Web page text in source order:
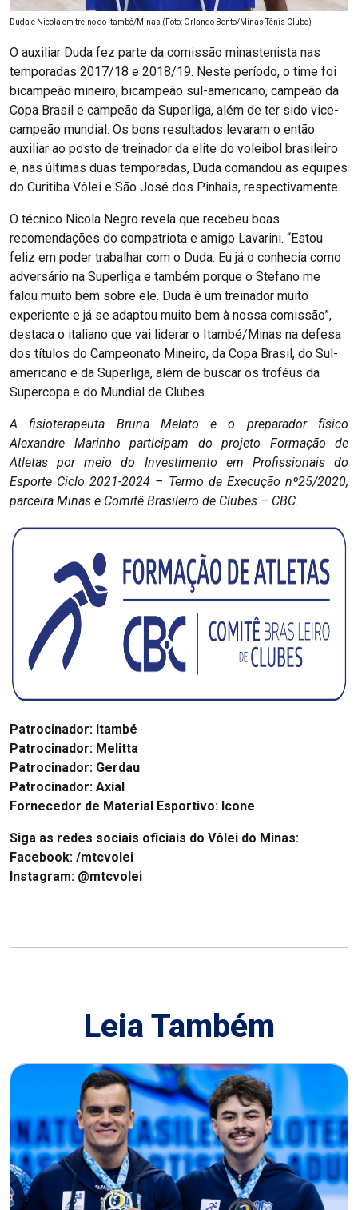
Duda e Nicola em treino do Itambé/Minas (Foto: Orlando Bento/Minas Tênis Clube)
O auxiliar Duda fez parte da comissão minastenista nas
temporadas 2017/18 e 2018/19. Neste período, o time foi
bicampeão mineiro, bicampeão sul-americano, campeão da
Copa Brasil e campeão da Superliga, além de ter sido vice-
campeão mundial. Os bons resultados levaram o então
auxiliar ao posto de treinador da elite do voleibol brasileiro
e, nas últimas duas temporadas, Duda comandou as equipes
do Curitiba Vôlei e São José dos Pinhais, respectivamente.
O técnico Nicola Negro revela que recebeu boas
recomendações do compatriota e amigo Lavarini. “Estou
feliz em poder trabalhar com o Duda. Eu já o conhecia como
adversário na Superliga e também porque o Stefano me
falou muito bem sobre ele. Duda é um treinador muito
experiente e já se adaptou muito bem à nossa comissão”,
destaca o italiano que vai liderar o Itambé/Minas na defesa
dos títulos do Campeonato Mineiro, da Copa Brasil, do Sul-
americano e da Superliga, além de buscar os troféus da
Supercopa e do Mundial de Clubes.
A fisioterapeuta Bruna Melato e o preparador físico
Alexandre Marinho participam do projeto Formação de
Atletas por meio do Investimento em Profissionais do
Esporte Ciclo 2021-2024 – Termo de Execução nº25/2020,
parceira Minas e Comitê Brasileiro de Clubes – CBC.
Patrocinador: Itambé
Patrocinador: Melitta
Patrocinador: Gerdau
Patrocinador: Axial
Fornecedor de Material Esportivo: Icone
Siga as redes sociais oficiais do Vôlei do Minas:
Facebook: /mtcvolei
Instagram: @mtcvolei
Leia Também